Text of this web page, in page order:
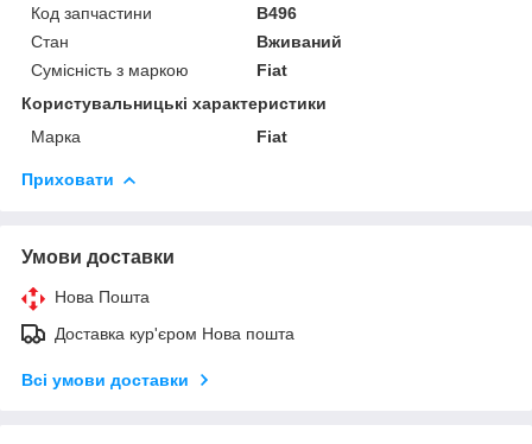
Код запчастини
B496
Стан
Вживаний
Сумісність з маркою
Fiat
Користувальницькі характеристики
Марка
Fiat
Приховати
Умови доставки
Нова Пошта
Доставка кур'єром Нова пошта
Всі умови доставки